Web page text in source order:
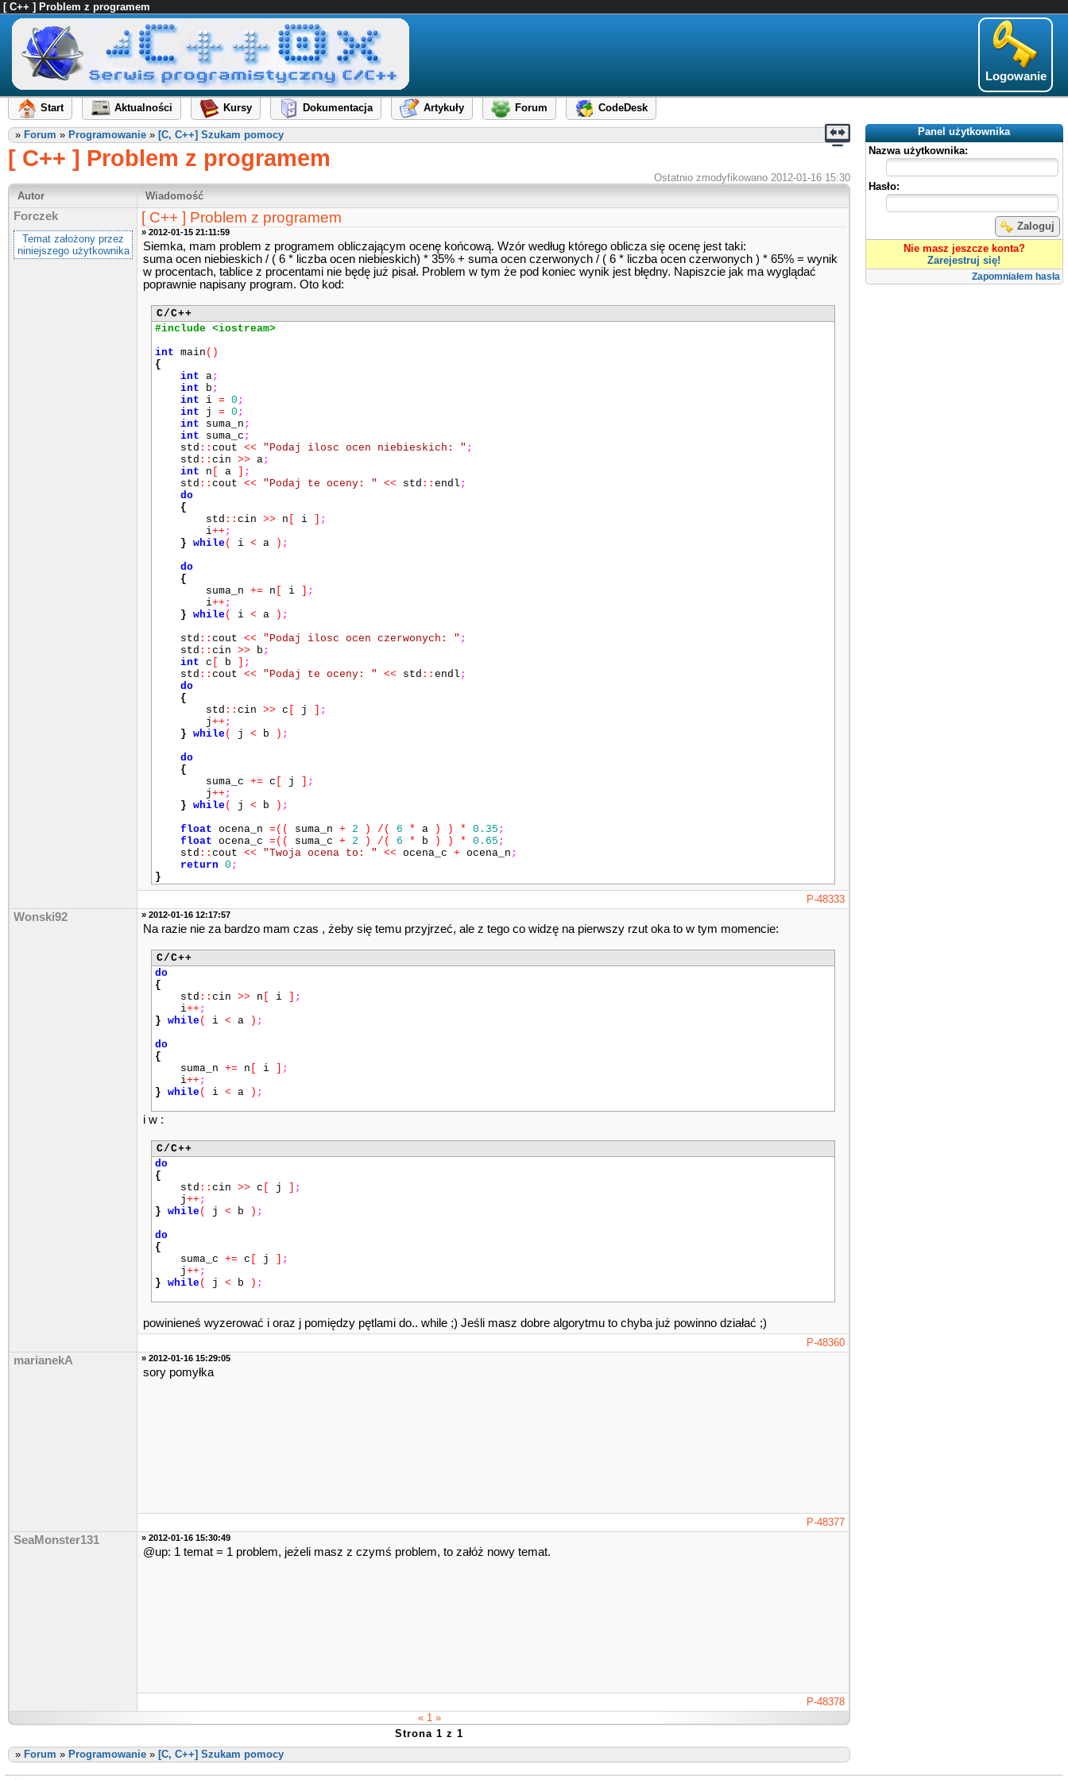
[ C++ ] Problem z programem
Logowanie
Start Aktualności Kursy Dokumentacja Artykuły Forum
CodeDesk
Panel użytkownika
Nazwa użytkownika:
Hasło:
Zaloguj
Nie masz jeszcze konta?
Zarejestruj się!
Zapomniałem hasła
» Forum » Programowanie » [C, C++] Szukam pomocy
[ C++ ] Problem z programem
Ostatnio zmodyfikowano 2012-01-16 15:30
Autor
Wiadomość
Forczek
Temat założony przez
niniejszego użytkownika
[ C++ ] Problem z programem
» 2012-01-15 21:11:59
Siemka, mam problem z programem obliczającym ocenę końcową. Wzór według którego oblicza się ocenę jest taki:
suma ocen niebieskich / ( 6 * liczba ocen niebieskich) * 35% + suma ocen czerwonych / ( 6 * liczba ocen czerwonych ) * 65% = wynik
w procentach, tablice z procentami nie będę już pisał. Problem w tym że pod koniec wynik jest błędny. Napiszcie jak ma wyglądać
poprawnie napisany program. Oto kod:
C/C++
#include <iostream>
int main ()
{
int a;
int b ;
int i = 0 ;
int j = 0 ;
int suma_n ;
int suma_c ;
std :: cout << "Podaj ilosc ocen niebieskich: " ;
std :: cin >> a;
int n a
;
std :: cout << "Podaj te oceny: " << std :: endl ;
do
{
std :: cin >> n i
;
i++ ;
} while( i < a ) ;
do
{
suma_n += n i
;
i++ ;
} while( i < a ) ;
std :: cout << "Podaj ilosc ocen czerwonych: " ;
std :: cin >> b ;
int c b
;
std :: cout << "Podaj te oceny: " << std :: endl ;
do
{
std :: cin >> c j
;
j++ ;
} while( j < b ) ;
do
{
suma_c += c j
;
j++ ;
} while( j < b ) ;
float ocena_n = ( ( suma_n + 2 ) / ( 6 * a ) ) * 0.35 ;
float ocena_c = ( ( suma_c + 2 ) / ( 6 * b ) ) * 0.65 ;
std :: cout << "Twoja ocena to: " << ocena_c + ocena_n ;
return 0 ;
}
P-48333
Wonski92 » 2012-01-16 12:17:57
Na razie nie za bardzo mam czas , żeby się temu przyjrzeć, ale z tego co widzę na pierwszy rzut oka to w tym momencie:
C/C++
do
{
std :: cin >> n i
;
i++ ;
} while( i < a ) ;
do
{
suma_n += n i
;
i++ ;
} while( i < a ) ;
i w :
C/C++
do
{
std :: cin >> c j
;
j++ ;
} while( j < b ) ;
do
{
suma_c += c j
;
j++ ;
} while( j < b ) ;
powinieneś wyzerować i oraz j pomiędzy pętlami do.. while ;) Jeśli masz dobre algorytmu to chyba już powinno działać ;)
P-48360
marianekA » 2012-01-16 15:29:05
sory pomyłka
P-48377
SeaMonster131 » 2012-01-16 15:30:49
@up: 1 temat = 1 problem, jeżeli masz z czymś problem, to załóż nowy temat.
P-48378
« 1 »
Strona 1 z 1
» Forum » Programowanie » [C, C++] Szukam pomocy